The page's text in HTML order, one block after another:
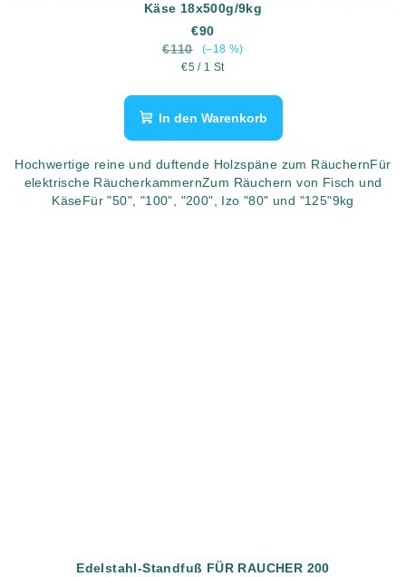
Käse 18x500g/9kg
€90
€110
(–18 %)
Verkaufspreis:
€5 / 1 St
In den Warenkorb
Hochwertige reine und duftende Holzspäne zum RäuchernFür
elektrische RäucherkammernZum Räuchern von Fisch und
KäseFür "50", "100", "200", Izo "80" und "125"9kg
Edelstahl-Standfuß FÜR RAUCHER 200